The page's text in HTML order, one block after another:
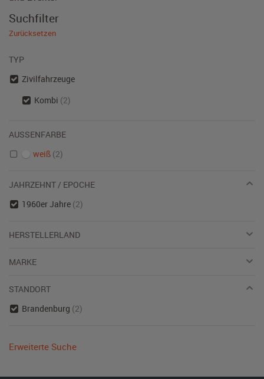
Suchfilter
Zurücksetzen
TYP
Zivilfahrzeuge
Kombi (2)
AUSSENFARBE
weiß (2)
JAHRZEHNT / EPOCHE
1960er Jahre (2)
HERSTELLERLAND
MARKE
STANDORT
Brandenburg (2)
Erweiterte Suche